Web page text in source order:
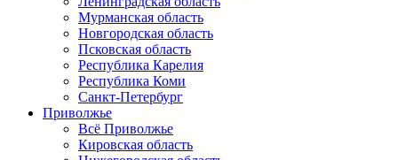
Мурманская область
Новгородская область
Псковская область
Республика Карелия
Республика Коми
Санкт-Петербург
Приволжье
Всё Приволжье
Кировская область